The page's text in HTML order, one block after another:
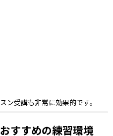
ン受講も非常に効果的です。
すすめの練習環境